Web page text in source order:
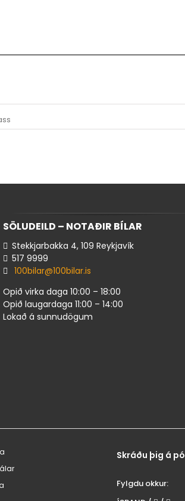
SÖLUDEILD – NOTAÐIR BÍLAR
Stekkjarbakka 4, 109 Reykjavík
517 ​9999
100bilar@100bilar.is
Opið virka daga 10:00 – 18:00
Opið laugardaga 11:00 – 14:00
Lokað á sunnudögum
Skráðu þig á
Fylgdu okkur: